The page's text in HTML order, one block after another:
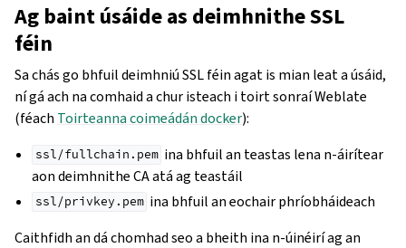
Ag baint úsáide as deimhnithe SSL
féin
Sa chás go bhfuil deimhniú SSL féin agat is mian leat a úsáid,
ní gá ach na comhaid a chur isteach i toirt sonraí Weblate
(féach Toirteanna coimeádán docker):
ssl/fullchain.pem ina bhfuil an teastas lena n-áirítear
aon deimhnithe CA atá ag teastáil
ssl/privkey.pem ina bhfuil an eochair phríobháideach
Caithfidh an dá chomhad seo a bheith ina n-úinéirí ag an